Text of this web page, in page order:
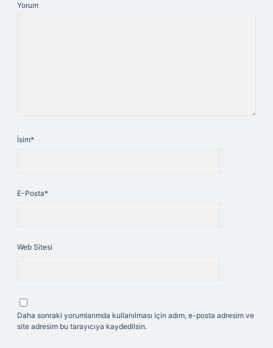
Yorum
İsim*
E-Posta*
Web Sitesi
Daha sonraki yorumlarımda kullanılması için adım, e-posta adresim ve
site adresim bu tarayıcıya kaydedilsin.